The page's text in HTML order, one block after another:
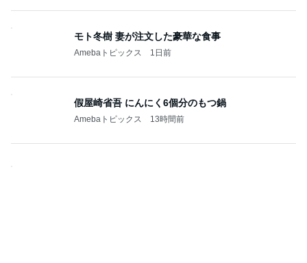
モト冬樹 妻が注文した豪華な食事
Amebaトピックス 1日前
假屋崎省吾 にんにく6個分のもつ鍋
Amebaトピックス 13時間前